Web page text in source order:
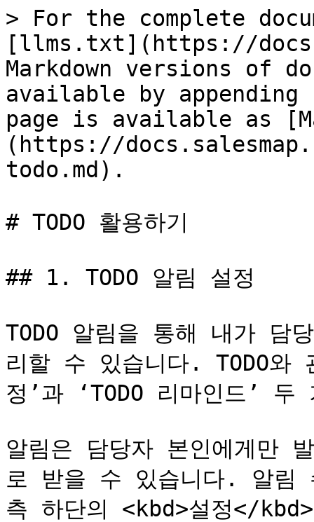
> For the complete
[llms.txt](https://
Markdown versions of
available by
page is available as
(https://
todo.md).
# TODO 활용하기
## 1. TODO 알림 설정
TODO 알림을 통해 내가 담
리할 수 있습니다. TODO와
정’과 ‘TODO 리마인드’ 두
알림은 담당자 본인에게만
로 받을 수 있습니다. 알림
측 하단의 <kbd>설정</